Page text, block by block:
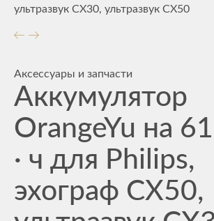
ультразвук CX30, ультразвук CX50
Аксессуары и запчасти
Аккумулятор
OrangeYu на
· ч для Philips,
эхограф CX50,